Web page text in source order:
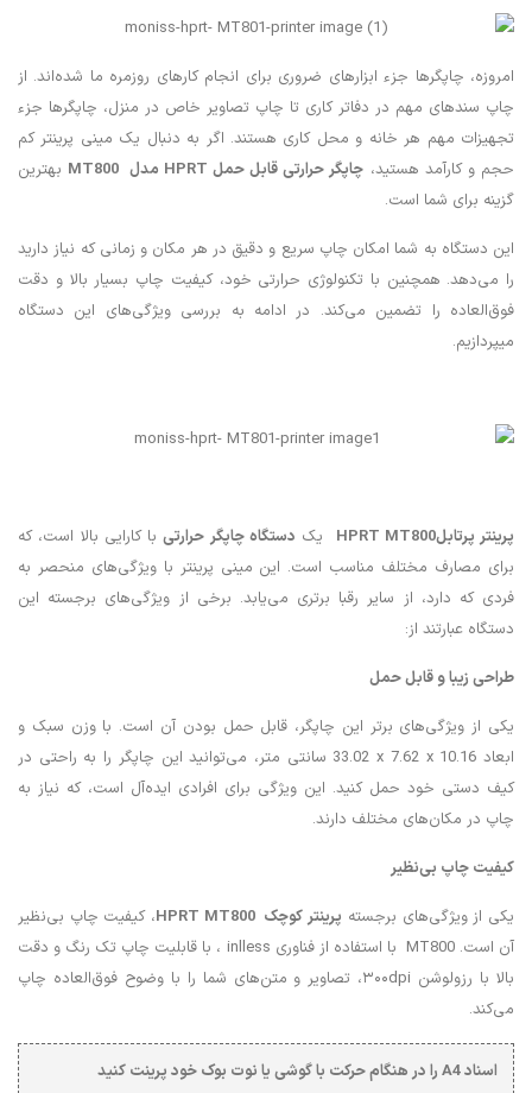
امروزه، چاپگرها جزء ابزارهای ضروری برای انجام کارهای روزمره ما شده‌اند. از
چاپ سند‌های مهم در دفاتر کاری تا چاپ تصاویر خاص در منزل، چاپگرها جزء
تجهیزات مهم هر خانه و محل کاری هستند. اگر به دنبال یک مینی پرینتر کم‌
حجم و کارآمد هستید، چاپگر حرارتی قابل حمل مدل
بهترین
گزینه برای شما است.
این دستگاه به شما امکان چاپ سریع و دقیق در هر مکان و زمانی که نیاز دارید
را می‌دهد. همچنین با تکنولوژی حرارتی خود، کیفیت چاپ بسیار بالا و دقت
فوق‌العاده را تضمین می‌کند. در ادامه به بررسی ویژگی‌های این دستگاه
میپردازیم.
پرینتر پرتابلHPRT MT800 یک دستگاه چاپگر حرارتیبا کارایی بالا است، که
برای مصارف مختلف مناسب است. این مینی پرینتر با ویژگی‌های منحصر به
فردی که دارد، از سایر رقبا برتری می‌یابد. برخی از ویژگی‌های برجسته این
دستگاه عبارتند از:
طراحی زیبا و قابل حمل
یکی از ویژگی‌های برتر این چاپگر، قابل حمل بودن آن است. با وزن سبک و
ابعاد ‎33.02 x 7.62 x 10.16 سانتی متر، می‌توانید این چاپگر را به راحتی در
کیف دستی خود حمل کنید. این ویژگی برای افرادی ایده‌آل است، که نیاز به
چاپ در مکان‌های مختلف دارند.
کیفیت چاپ بی‌نظیر
یکی از ویژگی‌های برجسته پرینتر کوچک HPRT MT800
، کیفیت چاپ بی‌نظیر
آن است. MT800 با استفاده از فناوری inlless ، با قابلیت چاپ تک رنگ و دقت
بالا با رزولوشن ۳۰۰dpi، تصاویر و متن‌های شما را با وضوح فوق‌العاده چاپ
می‌کند.
اسناد A4 را در هنگام حرکت با گوشی یا نوت بوک خود پرینت کنید